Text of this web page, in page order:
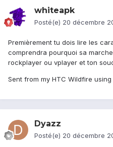
whiteapk
Posté(e) 20 décembre
Premièrement tu dois lire les
comprendra pourquoi sa
rockplayer ou vplayer et ton
Sent from my HTC Wildfire
Dyazz
Posté(e) 20 décembre